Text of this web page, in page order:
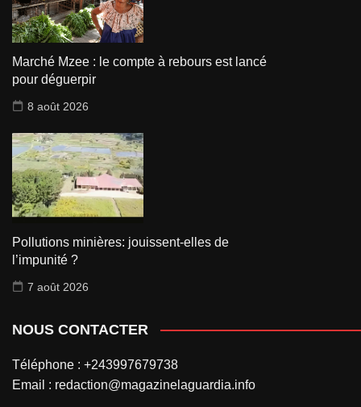
Marché Mzee : le compte à rebours est lancé
pour déguerpir
8 août 2026
Pollutions minières: jouissent-elles de
l’impunité ?
7 août 2026
NOUS CONTACTER
Téléphone : +243997679738
Email : redaction@magazinelaguardia.info